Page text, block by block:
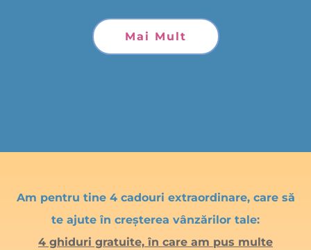
Mai Mult
Am pentru tine 4 cadouri extraordinare, care să
te ajute în creșterea vânzărilor tale:
4 ghiduri gratuite, în care am pus multe